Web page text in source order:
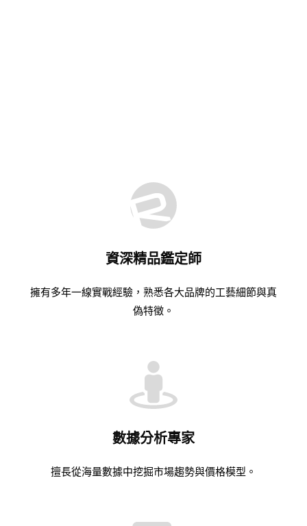
資深精品鑑定師
擁有多年一線實戰經驗，熟悉各大品牌的工藝細節與真
偽特徵。
數據分析專家
擅長從海量數據中挖掘市場趨勢與價格模型。